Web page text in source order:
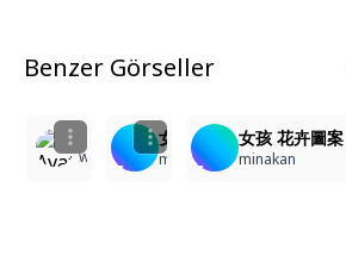
Benzer Görseller
女孩 花卉圖
minakan